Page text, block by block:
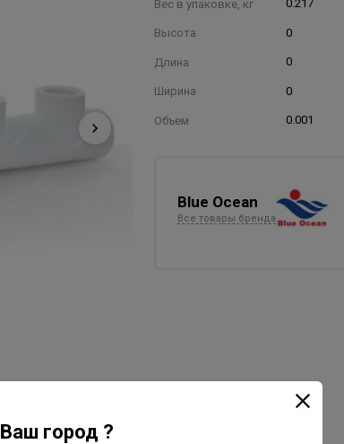
Вес в упаковке, кг 0.217
Высота 0
Длина 0
Ширина 0
Объем 0.001
Blue Ocean
Все товары бренда
Ваш город ?